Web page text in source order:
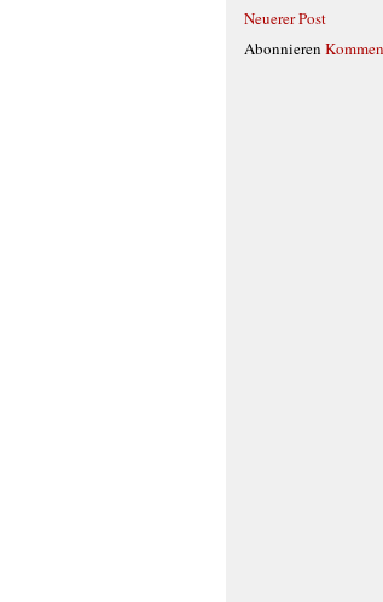
Neuerer Post
Abonnieren